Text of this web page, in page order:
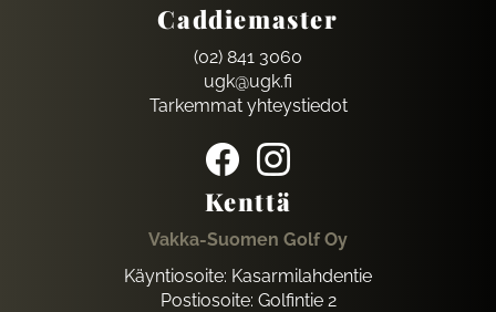
Caddiemaster
(02) 841 3060
ugk@ugk.fi
Tarkemmat yhteystiedot
Kenttä
Vakka-Suomen Golf Oy
Käyntiosoite: Kasarmilahdentie
Postiosoite: Golfintie 2